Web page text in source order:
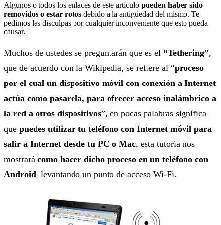
Algunos o todos los enlaces de este artículo pueden haber sido
removidos o estar rotos debido a la antigüedad del mismo. Te
pedimos las disculpas por cualquier inconveniente que esto pueda
causar.
Muchos de ustedes se preguntarán que es el “Tethering”,
que de acuerdo con la Wikipedia, se refiere al “proceso
por el cual un dispositivo móvil con conexión a Internet
actúa como pasarela, para ofrecer acceso inalámbrico a
la red a otros dispositivos”, en pocas palabras significa
que puedes utilizar tu teléfono con Internet móvil para
salir a Internet desde tu PC o Mac, esta tutoría nos
mostrará como hacer dicho proceso en un teléfono con
Android, levantando un punto de acceso Wi-Fi.